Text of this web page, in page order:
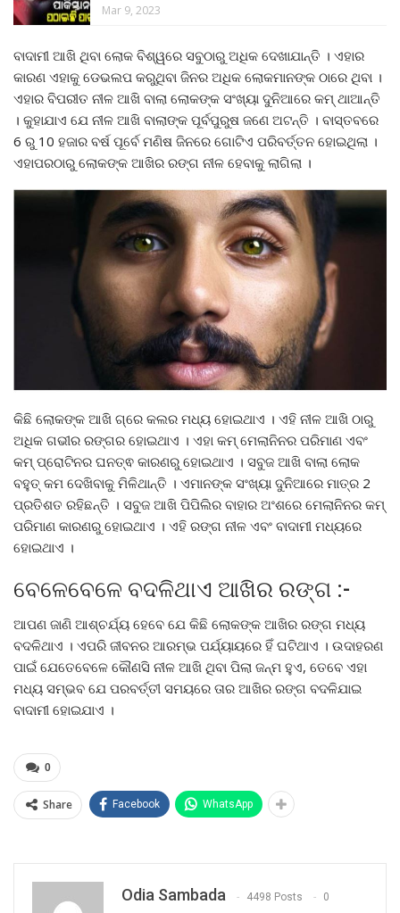
Mar 9, 2023
ବାଦାମୀ ଆଖି ଥିବା ଲୋକ ବିଶ୍ୱରେ ସବୁଠାରୁ ଅଧିକ ଦେଖାଯାନ୍ତି । ଏହାର
କାରଣ ଏହାକୁ ଡେଭଲପ କରୁଥିବା ଜିନର ଅଧିକ ଲୋକମାନଙ୍କ ଠାରେ ଥିବା ।
ଏହାର ବିପରୀତ ନୀଳ ଆଖି ବାଲା ଲୋକଙ୍କ ସଂଖ୍ୟା ଦୁନିଆରେ କମ୍ ଥାଆନ୍ତି
। କୁହାଯାଏ ଯେ ନୀଳ ଆଖି ବାଲାଙ୍କ ପୂର୍ବପୁରୁଷ ଜଣେ ଅଟନ୍ତି । ବାସ୍ତବରେ
6 ରୁ 10 ହଜାର ବର୍ଷ ପୂର୍ବେ ମଣିଷ ଜିନରେ ଗୋଟିଏ ପରିବର୍ତ୍ତନ ହୋଇଥିଲା ।
ଏହାପରଠାରୁ ଲୋକଙ୍କ ଆଖିର ରଙ୍ଗ ନୀଳ ହେବାକୁ ଲାଗିଲା ।
କିଛି ଲୋକଙ୍କ ଆଖି ଗ୍ରେ କଲର ମଧ୍ୟ ହୋଇଥାଏ । ଏହି ନୀଳ ଆଖି ଠାରୁ
ଅଧିକ ଗଭୀର ରଙ୍ଗର ହୋଇଥାଏ । ଏହା କମ୍ ମେଲାନିନର ପରିମାଣ ଏବଂ
କମ୍ ପ୍ରୋଟିନର ଘନତ୍ଵ କାରଣରୁ ହୋଇଥାଏ । ସବୁଜ ଆଖି ବାଲା ଲୋକ
ବହୁତ୍ କମ ଦେଖିବାକୁ ମିଳିଥାନ୍ତି । ଏମାନଙ୍କ ସଂଖ୍ୟା ଦୁନିଆରେ ମାତ୍ର 2
ପ୍ରତିଶତ ରହିଛନ୍ତି । ସବୁଜ ଆଖି ପିପିଲିର ବାହାର ଅଂଶରେ ମେଲାନିନର କମ୍
ପରିମାଣ କାରଣରୁ ହୋଇଥାଏ । ଏହି ରଙ୍ଗ ନୀଳ ଏବଂ ବାଦାମୀ ମଧ୍ୟରେ
ହୋଇଥାଏ ।
ବେଳେବେଳେ ବଦଳିଥାଏ ଆଖିର ରଙ୍ଗ :-
ଆପଣ ଜାଣି ଆଶ୍ଚର୍ଯ୍ୟ ହେବେ ଯେ କିଛି ଲୋକଙ୍କ ଆଖିର ରଙ୍ଗ ମଧ୍ୟ
ବଦଳିଥାଏ । ଏପରି ଜୀବନର ଆରମ୍ଭ ପର୍ଯ୍ୟାୟରେ ହିଁ ଘଟିଥାଏ । ଉଦାହରଣ
ପାଇଁ ଯେତେବେଳେ କୌଣସି ନୀଳ ଆଖି ଥିବା ପିଲା ଜନ୍ମ ହୁଏ, ତେବେ ଏହା
ମଧ୍ୟ ସମ୍ଭବ ଯେ ପରବର୍ତ୍ତୀ ସମୟରେ ତାର ଆଖିର ରଙ୍ଗ ବଦଳିଯାଇ
ବାଦାମୀ ହୋଇଯାଏ ।
0
Share Facebook WhatsApp
Odia Sambada 4498 Posts 0